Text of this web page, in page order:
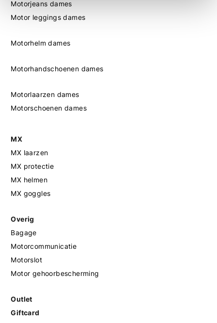
Motorjeans dames
Motor leggings dames
Motorhelm dames
Motorhandschoenen dames
Motorlaarzen dames
Motorschoenen dames
MX
MX laarzen
MX protectie
MX helmen
MX goggles
Overig
Bagage
Motorcommunicatie
Motorslot
Motor gehoorbescherming
Outlet
Giftcard